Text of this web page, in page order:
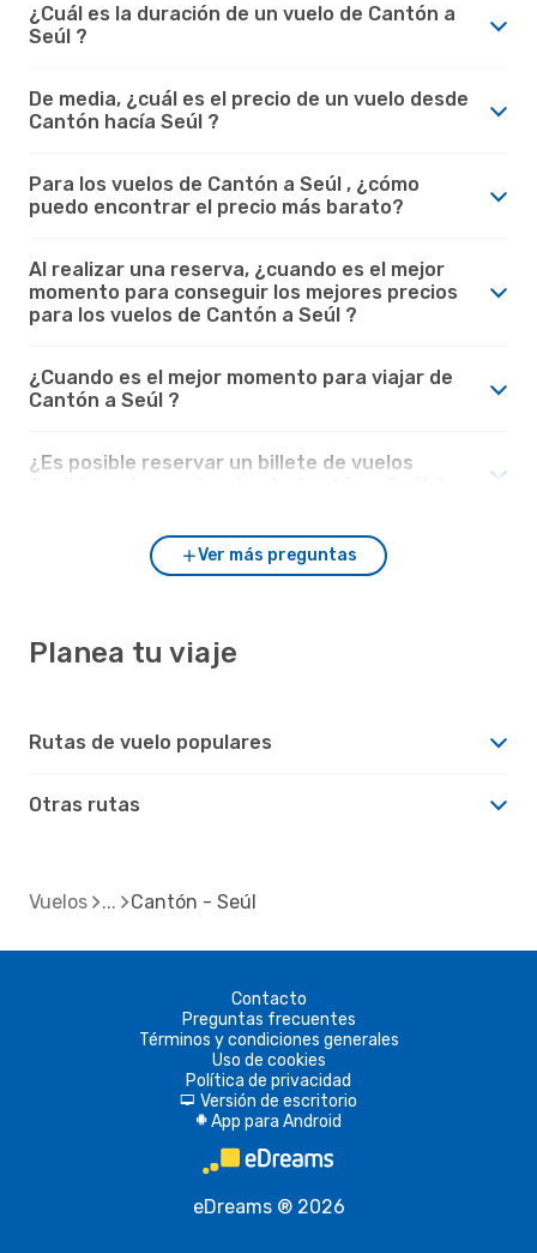
¿Cuál es la duración de un vuelo de Cantón a
Seúl ?
De media, ¿cuál es el precio de un vuelo desde
Cantón hacía Seúl ?
Para los vuelos de Cantón a Seúl , ¿cómo
puedo encontrar el precio más barato?
Al realizar una reserva, ¿cuando es el mejor
momento para conseguir los mejores precios
para los vuelos de Cantón a Seúl ?
¿Cuando es el mejor momento para viajar de
Cantón a Seúl ?
¿Es posible reservar un billete de vuelos
Ver más preguntas
Planea tu viaje
Rutas de vuelo populares
Otras rutas
Vuelos Cantón - Seúl
Contacto
Preguntas frecuentes
Términos y condiciones generales
Uso de cookies
Política de privacidad
d Versión de escritorio
A App para Android
eDreams ® 2026